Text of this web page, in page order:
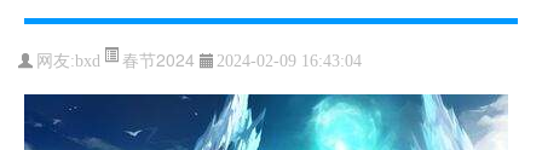
网友:bxd 春节2024 2024-02-09 16:43:04